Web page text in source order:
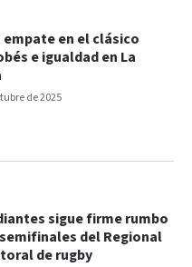
de 2025
empate en el clásico
e igualdad en La
sigue firme rumbo
del Regional
de rugby